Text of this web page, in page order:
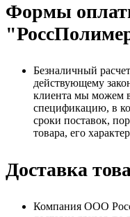
Формы
Безналичный
действующему
клиента мы можем
спецификацию, в
сроки поставок,
товара, его
Доставка
Компания ООО